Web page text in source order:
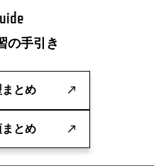
の手引き
とめ
とめ